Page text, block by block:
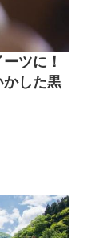
ツに！
かした黒